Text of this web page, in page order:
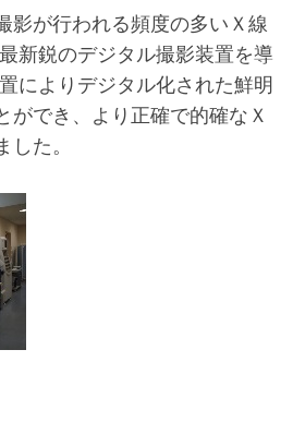
影が行われる頻度の多いＸ線
新鋭のデジタル撮影装置を導
によりデジタル化された鮮明
ができ、より正確で的確なＸ
した。